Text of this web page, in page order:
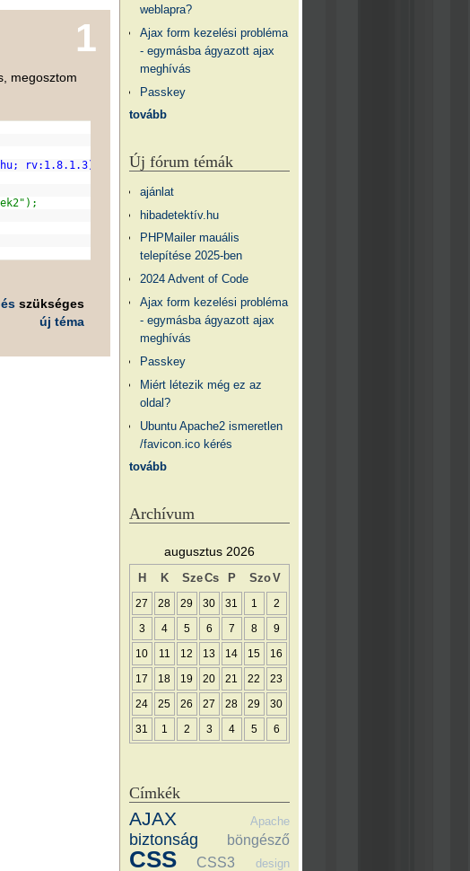
1
megosztom
rv:1.8.1.3) Gecko/20070309 Firefox/2.0.0.3"
szükséges
új téma
weblapra?
Ajax form kezelési probléma
- egymásba ágyazott ajax
meghívás
Passkey
tovább
Új fórum témák
ajánlat
hibadetektív.hu
PHPMailer mauális
telepítése 2025-ben
2024 Advent of Code
Ajax form kezelési probléma
- egymásba ágyazott ajax
meghívás
Passkey
Miért létezik még ez az
oldal?
Ubuntu Apache2 ismeretlen
/favicon.ico kérés
tovább
Archívum
augusztus 2026
H K SzeCs P SzoV
27 28 29 30 31 1 2
3 4 5 6 7 8 9
10 11 12 13 14 15 16
17 18 19 20 21 22 23
24 25 26 27 28 29 30
31 1 2 3 4 5 6
Címkék
AJAX Apache
biztonság böngésző
CSS CSS3 design